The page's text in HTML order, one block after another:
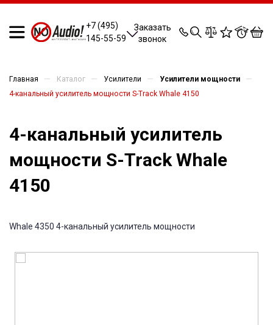
+7 (495)
145-55-59
Заказать
звонок
0 0 0 0
Главная — Каталог — Усилители — Усилители мощности —
4-канальный усилитель мощности S-Track Whale 4150
4-канальный усилитель
мощности S-Track Whale
4150
Whale 4350 4-канальный усилитель мощности